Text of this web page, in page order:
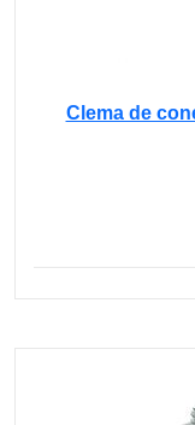
Clema de